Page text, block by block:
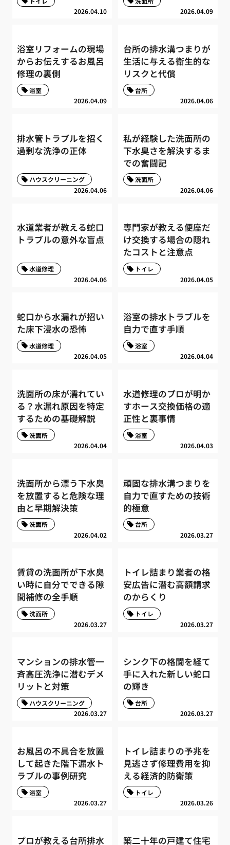
2026.04.10 2026.04.09
浴室リフォームの現場
からお伝えするお風呂
修理の裏側
2026.04.09
浴室
台所の排水溝つまりが
生活に与える衛生的な
リスクと代償
2026.04.06
台所
排水管トラブルを招く
過剰な洗浄の正体
2026.04.06
ハウスクリーニング
私が経験した洗面所の
下水臭さを解決するま
での奮闘記
2026.04.06
洗面所
水道業者が教える蛇口
トラブルの意外な盲点
2026.04.06
水道修理
専門家が教える便座だ
け交換する場合の隠れ
たコストと注意点
2026.04.05
トイレ
蛇口から水漏れが招い
た床下浸水の恐怖
2026.04.05
水道修理
浴室の排水トラブルを
自力で直す手順
2026.04.04
浴室
洗面所の床が濡れてい
る？水漏れ原因を特定
するための基礎解説
2026.04.04
洗面所
水道修理のプロが明か
すホース交換価格の適
正性と裏事情
2026.04.03
浴室
洗面所から漂う下水臭
を放置すると危険な理
由と早期解決策
2026.04.02
洗面所
頑固な排水溝つまりを
自力で直すための技術
的極意
2026.03.27
台所
賃貸の洗面所が下水臭
い時に自分でできる隙
間補修の全手順
2026.03.27
洗面所
トイレ詰まり業者の格
安広告に潜む高額請求
のからくり
2026.03.27
トイレ
マンションの排水管一
斉高圧洗浄に潜むデメ
リットと対策
2026.03.27
ハウスクリーニング
シンク下の格闘を経て
手に入れた新しい蛇口
の輝き
2026.03.27
台所
お風呂の不具合を放置
して起きた階下漏水ト
ラブルの事例研究
2026.03.27
浴室
トイレ詰まりの予兆を
見逃さず修理費用を抑
える経済的防衛策
2026.03.26
トイレ
プロが教える台所排水 築二十年の戸建て住宅